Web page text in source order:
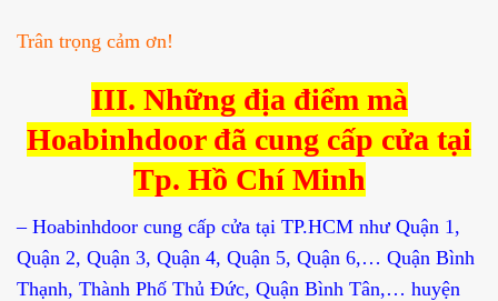
Trân trọng cảm ơn!
III. Những địa điểm mà
Hoabinhdoor đã cung cấp cửa tại
Tp. Hồ Chí Minh
– Hoabinhdoor cung cấp cửa tại TP.HCM như Quận 1,
Quận 2, Quận 3, Quận 4, Quận 5, Quận 6,… Quận Bình
Thạnh, Thành Phố Thủ Đức, Quận Bình Tân,… huyện